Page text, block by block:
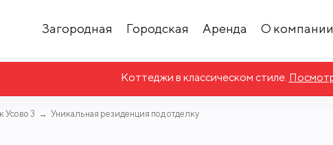
Загородная Городская Аренда О компании
Усово 3 Уникальная резиденция под отделку